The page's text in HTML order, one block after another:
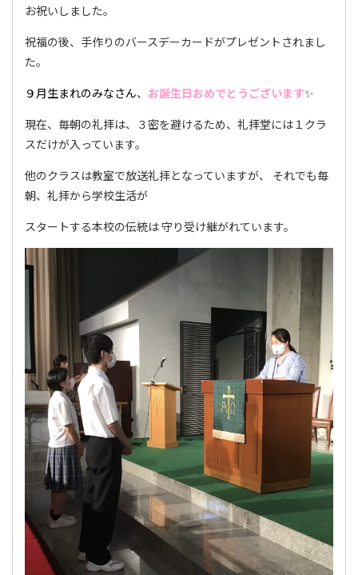
お祝いしました。
祝福の後、手作りのバースデーカードがプレゼントされまし
た。
９月生まれのみなさん、 お誕生日おめでとうございます✨
現在、毎朝の礼拝は、３密を避けるため、礼拝堂には１クラ
スだけが入っています。
他のクラスは教室で放送礼拝となっていますが、 それでも毎
朝、礼拝から学校生活が
スタートする本校の伝統は 守り受け継がれています。